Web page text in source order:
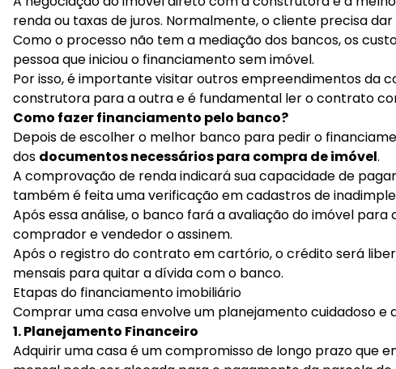
renda ou taxas de juros. Normalmente, o cliente precisa
Como o processo não tem a mediação dos bancos, os
pessoa que iniciou o financiamento sem imóvel.
Por isso, é importante visitar outros empreendimentos da
construtora para a outra e é fundamental ler o contrato
Como fazer financiamento pelo banco?
Depois de escolher o melhor banco para pedir o
dos documentos necessários para compra de imóvel.
A comprovação de renda indicará sua capacidade de
também é feita uma verificação em cadastros de
Após essa análise, o banco fará a avaliação do imóvel
comprador e vendedor o assinem.
Após o registro do contrato em cartório, o crédito será
mensais para quitar a dívida com o banco.
Etapas do financiamento imobiliário
Comprar uma casa envolve um planejamento cuidadoso e
1. Planejamento Financeiro
Adquirir uma casa é um compromisso de longo prazo que